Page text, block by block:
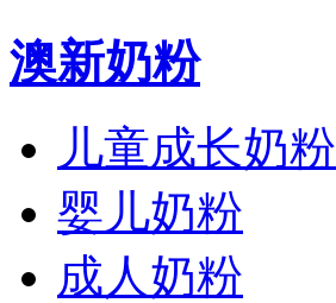
澳新奶粉
儿童成长奶粉
婴儿奶粉
成人奶粉